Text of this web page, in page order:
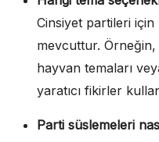
Cinsiyet partileri
mevcuttur.
hayvan temaları
yaratıcı fikirler
Parti süslemeleri